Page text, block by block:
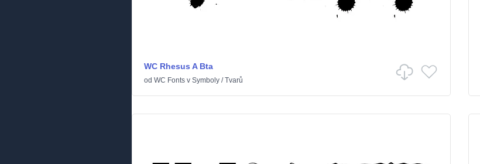
WC Rhesus A Bta
od WC Fonts v Symboly /Tvarů